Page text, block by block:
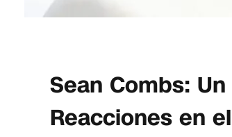
Sean Combs:
Reacciones en